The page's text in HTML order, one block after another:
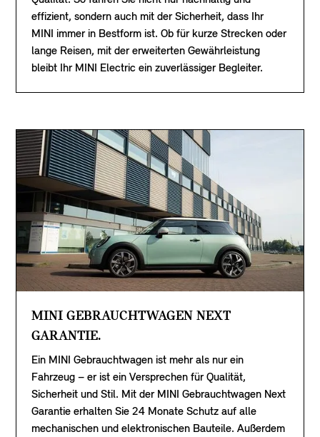
effizient, sondern auch mit der Sicherheit, dass Ihr
MINI immer in Bestform ist. Ob für kurze Strecken oder
lange Reisen, mit der erweiterten Gewährleistung
bleibt Ihr MINI Electric ein zuverlässiger Begleiter.
MINI GEBRAUCHTWAGEN NEXT
GARANTIE.
Ein MINI Gebrauchtwagen ist mehr als nur ein
Fahrzeug – er ist ein Versprechen für Qualität,
Sicherheit und Stil. Mit der MINI Gebrauchtwagen Next
Garantie erhalten Sie 24 Monate Schutz auf alle
mechanischen und elektronischen Bauteile. Außerdem